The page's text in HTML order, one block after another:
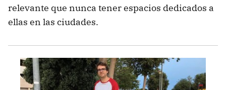
relevante que nunca tener espacios dedicados a
ellas en las ciudades.